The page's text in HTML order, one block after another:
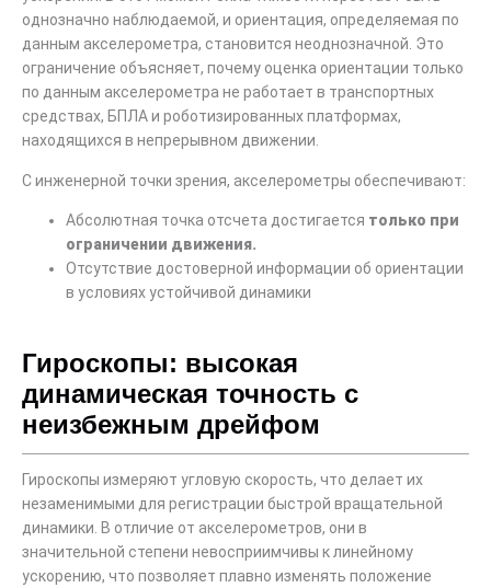
однозначно наблюдаемой, и ориентация, определяемая по
данным акселерометра, становится неоднозначной. Это
ограничение объясняет, почему оценка ориентации только
по данным акселерометра не работает в транспортных
средствах, БПЛА и роботизированных платформах,
находящихся в непрерывном движении.
С инженерной точки зрения, акселерометры обеспечивают:
Абсолютная точка отсчета достигается только при
ограничении движения.
Отсутствие достоверной информации об ориентации
в условиях устойчивой динамики
Гироскопы: высокая
динамическая точность с
неизбежным дрейфом
Гироскопы измеряют угловую скорость, что делает их
незаменимыми для регистрации быстрой вращательной
динамики. В отличие от акселерометров, они в
значительной степени невосприимчивы к линейному
ускорению, что позволяет плавно изменять положение